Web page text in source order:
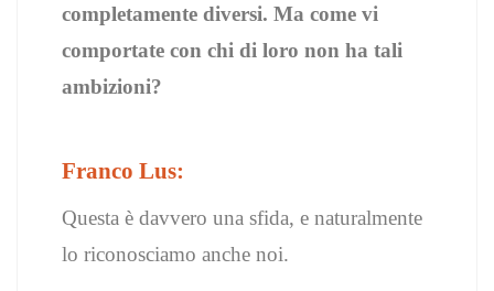
completamente diversi. Ma come vi
comportate con chi di loro non ha tali
ambizioni?
Franco Lus:
Questa è davvero una sfida, e naturalmente
lo riconosciamo anche noi.